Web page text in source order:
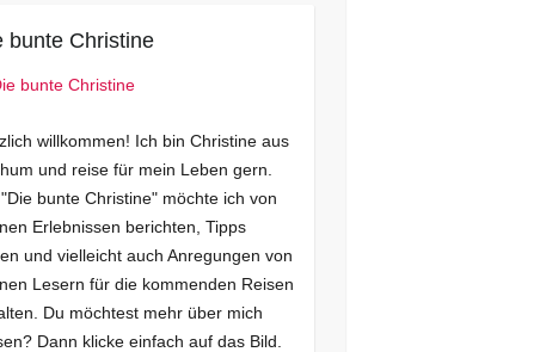
bunte Christine
willkommen! Ich bin Christine aus
und reise für mein Leben gern.
bunte Christine" möchte ich von
Erlebnissen berichten, Tipps
und vielleicht auch Anregungen von
Lesern für die kommenden Reisen
Du möchtest mehr über mich
Dann klicke einfach auf das Bild.